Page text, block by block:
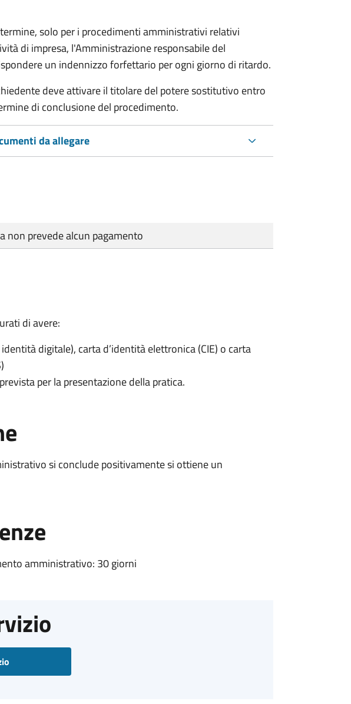
solo per i procedimenti amministrativi relativi
di impresa, l'Amministrazione responsabile del
un indennizzo forfettario per ogni giorno di ritardo.
deve attivare il titolare del potere sostitutivo entro
di conclusione del procedimento.
da allegare
non prevede alcun pagamento
di avere:
digitale), carta d’identità elettronica (CIE) o carta
per la presentazione della pratica.
si conclude positivamente si ottiene un
amministrativo: 30 giorni